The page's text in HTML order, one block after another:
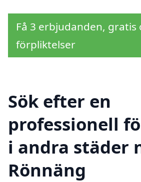
Få 3 erbjudanden, gratis
förpliktelser
Sök efter en
professionell
i andra städer
Rönnäng